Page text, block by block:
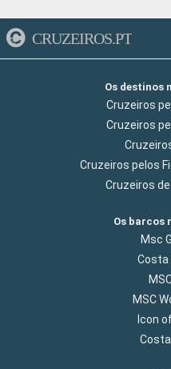
CRUZEIROS.PT
Os destinos
Cruzeiros
Cruzeiros
Cruzeiros pelos
Cruzeiros
Os barcos
Msc
Costa
MSC
Icon